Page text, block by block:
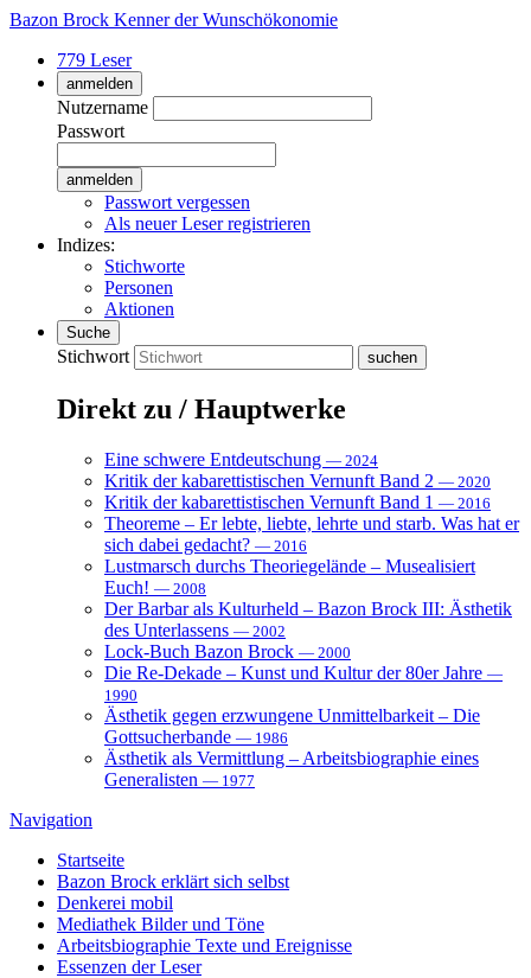
Bazon Brock Kenner der Wunschökonomie
779 Leser
anmelden
Nutzername
Passwort
Passwort vergessen
Als neuer Leser registrieren
Indizes:
Stichworte
Personen
Aktionen
Suche
Stichwort
Direkt zu / Hauptwerke
Eine schwere Entdeutschung — 2024
Kritik der kabarettistischen Vernunft Band 2 — 2020
Kritik der kabarettistischen Vernunft Band 1 — 2016
Theoreme – Er lebte, liebte, lehrte und starb. Was hat er
sich dabei gedacht? — 2016
Lustmarsch durchs Theoriegelände – Musealisiert
Euch! — 2008
Der Barbar als Kulturheld – Bazon Brock III: Ästhetik
des Unterlassens — 2002
Lock-Buch Bazon Brock — 2000
Die Re-Dekade – Kunst und Kultur der 80er Jahre —
1990
Ästhetik gegen erzwungene Unmittelbarkeit – Die
Gottsucherbande — 1986
Ästhetik als Vermittlung – Arbeitsbiographie eines
Generalisten — 1977
Navigation
Startseite
Bazon Brock erklärt sich selbst
Denkerei mobil
Mediathek Bilder und Töne
Arbeitsbiographie Texte und Ereignisse
Essenzen der Leser